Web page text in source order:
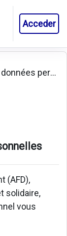
Acceder
Protection de vos données personnelles
(AFD),
solidaire,
vous